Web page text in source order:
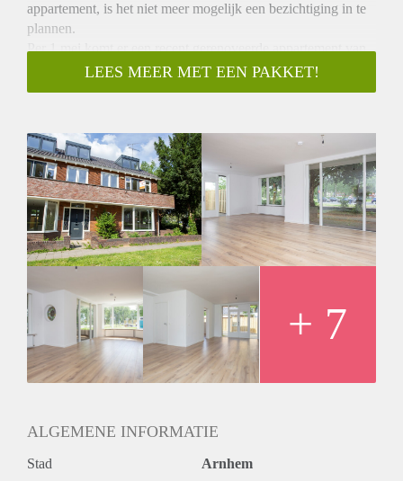
appartement, is het niet meer mogelijk een bezichtiging in te
plannen.
Per 1 mei komt er een recent gerenoveerde appartement van
ruim 60 m2, gelegen op de bel-etage vrij.
Het appartement is op loopafstand van het centrum van
inbouwkoelkast, inductiekookplaat, afzuigkap en soft close
systeem. De gehele keuken geeft een luxe uitstraling. Tevens
beschikt het appartement over een eigen nette badkamer en is
het gehele appartement voorzien van een nette laminaat vloer.
Daarnaast heeft het appartement een eigen privé tuin.
Het complex heeft een aantal gemeenschappelijke
voorzieningen zoals wasmachines, drogers en fietsenberging.
Bijzonderheden:
Huurprijs € 847,050 exclusief € 135,00 servicekosten,
voorschot G/W/L/, stoffering, witgoed en tv/internet per
maand | Minimaal 12 maanden
| Geschikt voor maximaal 1 persoon | Géén huisdieren
toegestaan
LEES MEER MET EEN PAKKET!
+ 7
ALGEMENE INFORMATIE
Stad Arnhem